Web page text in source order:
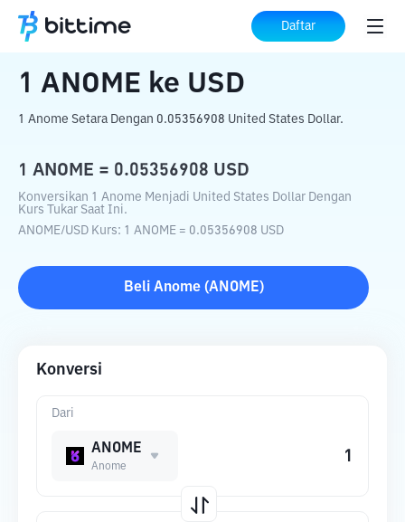
Daftar
Beranda Konverter Kripto ANOME USD
1 ANOME ke USD
1 Anome Setara Dengan 0.05356908 United States Dollar.
1 ANOME = 0.05356908 USD
Konversikan 1 Anome Menjadi United States Dollar Dengan
Kurs Tukar Saat Ini.
ANOME/USD Kurs: 1 ANOME = 0.05356908 USD
Beli Anome(ANOME)
Konversi
Dari
ANOME
Anome